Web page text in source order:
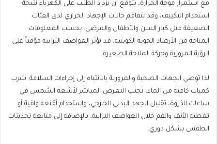
مع استمرار موجة الحرارة، يتوقع أن يزداد الطلب على الكهرباء نتيجة
استخدام التكييف، وقد تتفاقم حالات الإجهاد الحراري لدى الفئات
الضعيفة مثل كبار السن والأطفال والمرضى. بحسب المعلومات
المتاحة من الأرصاد الجوية الكويتية، قد تؤثر العواصف الترابية مؤقتاً على
الرؤية المرورية وحركة الملاحة الصغيرة.
لذا توصي الجهات الصحية والمرورية بالانتباه إلى إجراءات السلامة: شرب
كميات كافية من الماء، تجنب التعرض المباشر لأشعة الشمس في
ساعات الذروة، تقليل الجهد البدني الخارجي، واستخدام أقنعة واقية أو
تغطية الأنف والفم خلال العواصف الترابية، بالإضافة إلى متابعة تحديثات
الطقس بشكل دوري.